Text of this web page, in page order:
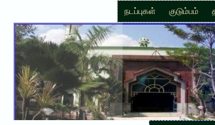
நடப்புகள் குடும்பம்